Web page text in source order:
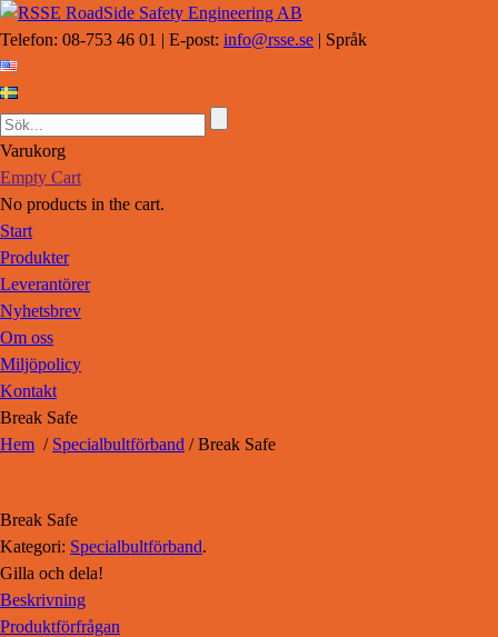
Telefon: 08-753 46 01 | E-post: info@rsse.se | Språk
Varukorg
Empty Cart
No products in the cart.
Start
Produkter
Leverantörer
Nyhetsbrev
Om oss
Miljöpolicy
Kontakt
Break Safe
Hem / Specialbultförband / Break Safe
Break Safe
Kategori: Specialbultförband.
Gilla och dela!
Beskrivning
Produktförfrågan